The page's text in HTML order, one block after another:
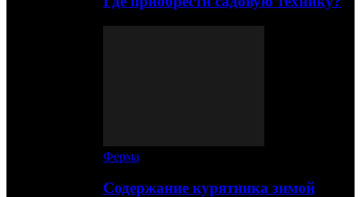
Ферма
Содержание курятника зимой